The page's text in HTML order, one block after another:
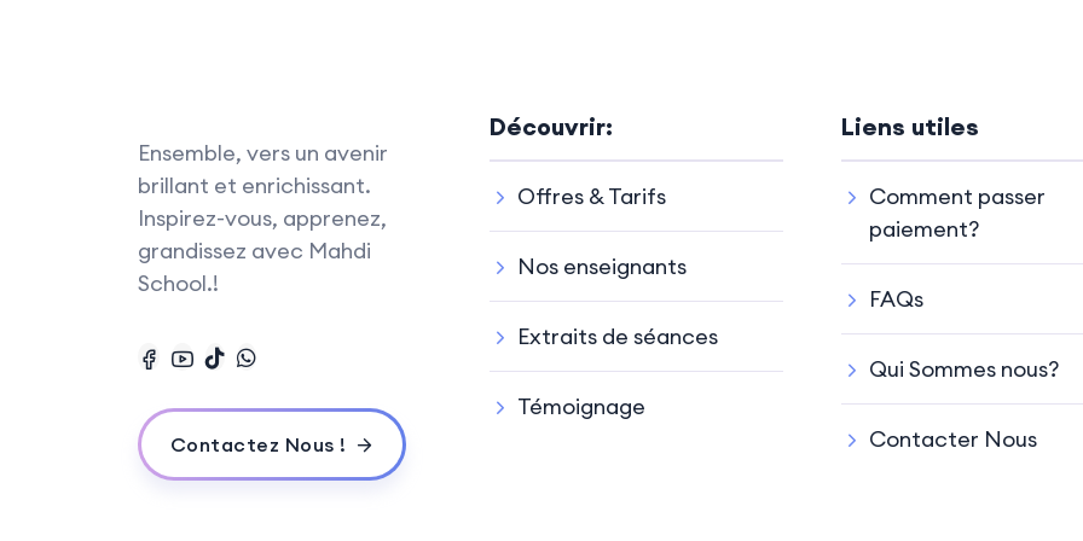
Ensemble, vers un avenir
brillant et enrichissant.
Inspirez-vous, apprenez,
grandissez avec Mahdi
School.!
Contactez Nous !
Découvrir:
Offres & Tarifs
Nos enseignants
Extraits de séances
Témoignage
Liens utiles
Comment passer
paiement?
FAQs
Qui Sommes nous?
Contacter Nous